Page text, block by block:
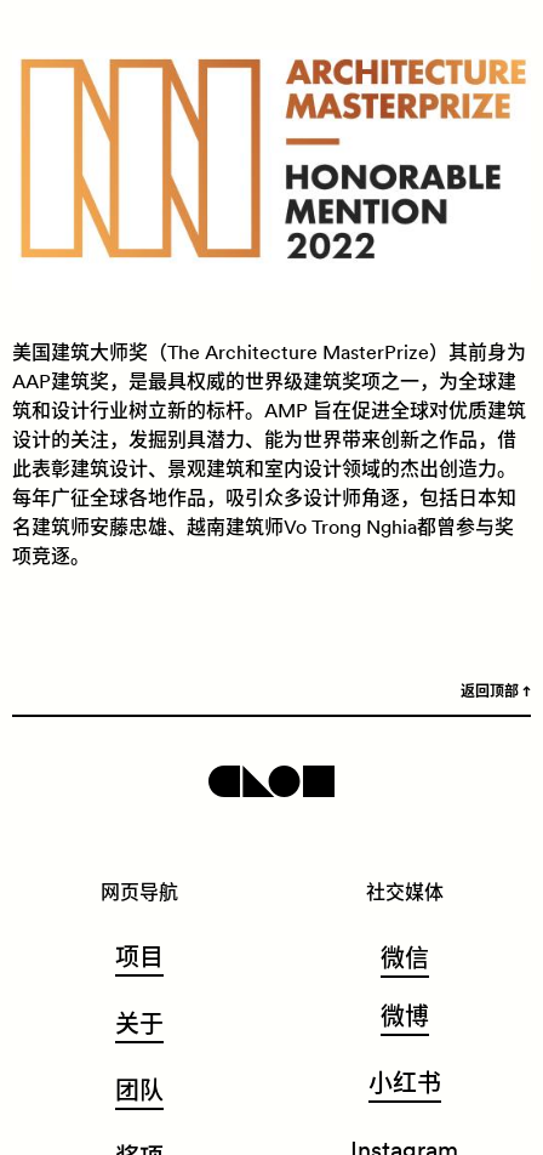
美国建筑大师奖（The Architecture MasterPrize）其前身为
AAP建筑奖，是最具权威的世界级建筑奖项之一，为全球建
筑和设计行业树立新的标杆。AMP 旨在促进全球对优质建筑
设计的关注，发掘别具潜力、能为世界带来创新之作品，借
此表彰建筑设计、景观建筑和室内设计领域的杰出创造力。
每年广征全球各地作品，吸引众多设计师角逐，包括日本知
名建筑师安藤忠雄、越南建筑师Vo Trong Nghia都曾参与奖
项竞逐。
返回顶部
网页导航
项目
关于
团队
社交媒体
微信
微博
小红书